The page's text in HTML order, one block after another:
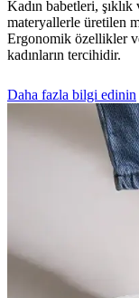
Kadın babetleri,
materyallerle üretilen
Ergonomik özellikler
kadınların tercihidir.
Daha fazla bilgi edinin